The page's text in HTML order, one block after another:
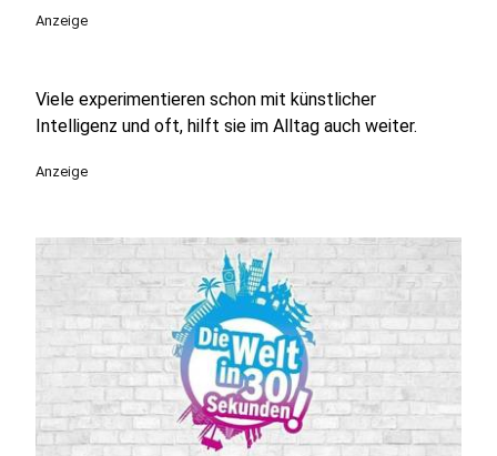
Anzeige
Viele experimentieren schon mit künstlicher
Intelligenz und oft, hilft sie im Alltag auch weiter.
Anzeige